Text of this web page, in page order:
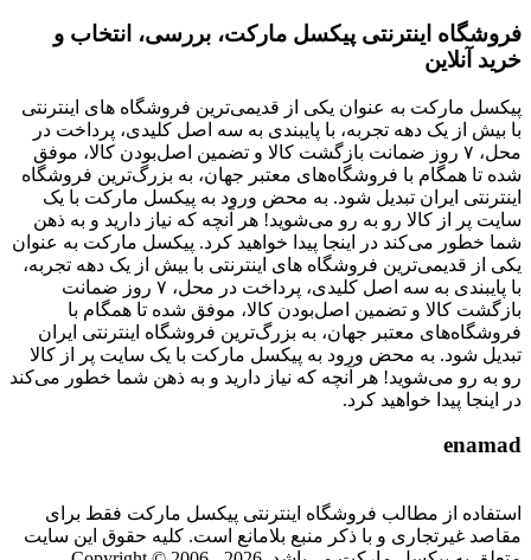
فروشگاه اینترنتی پیکسل مارکت، بررسی، انتخاب و
خرید آنلاین
پیکسل مارکت به عنوان یکی از قدیمی‌ترین فروشگاه های اینترنتی
با بیش از یک دهه تجربه، با پایبندی به سه اصل کلیدی، پرداخت در
محل، ۷ روز ضمانت بازگشت کالا و تضمین اصل‌بودن کالا، موفق
شده تا همگام با فروشگاه‌های معتبر جهان، به بزرگ‌ترین فروشگاه
اینترنتی ایران تبدیل شود. به محض ورود به پیکسل مارکت با یک
سایت پر از کالا رو به رو می‌شوید! هر آنچه که نیاز دارید و به ذهن
شما خطور می‌کند در اینجا پیدا خواهید کرد. پیکسل مارکت به عنوان
یکی از قدیمی‌ترین فروشگاه های اینترنتی با بیش از یک دهه تجربه،
با پایبندی به سه اصل کلیدی، پرداخت در محل، ۷ روز ضمانت
بازگشت کالا و تضمین اصل‌بودن کالا، موفق شده تا همگام با
فروشگاه‌های معتبر جهان، به بزرگ‌ترین فروشگاه اینترنتی ایران
تبدیل شود. به محض ورود به پیکسل مارکت با یک سایت پر از کالا
رو به رو می‌شوید! هر آنچه که نیاز دارید و به ذهن شما خطور می‌کند
در اینجا پیدا خواهید کرد.
enamad
استفاده از مطالب فروشگاه اینترنتی پیکسل مارکت فقط برای
مقاصد غیرتجاری و با ذکر منبع بلامانع است. کلیه حقوق این سایت